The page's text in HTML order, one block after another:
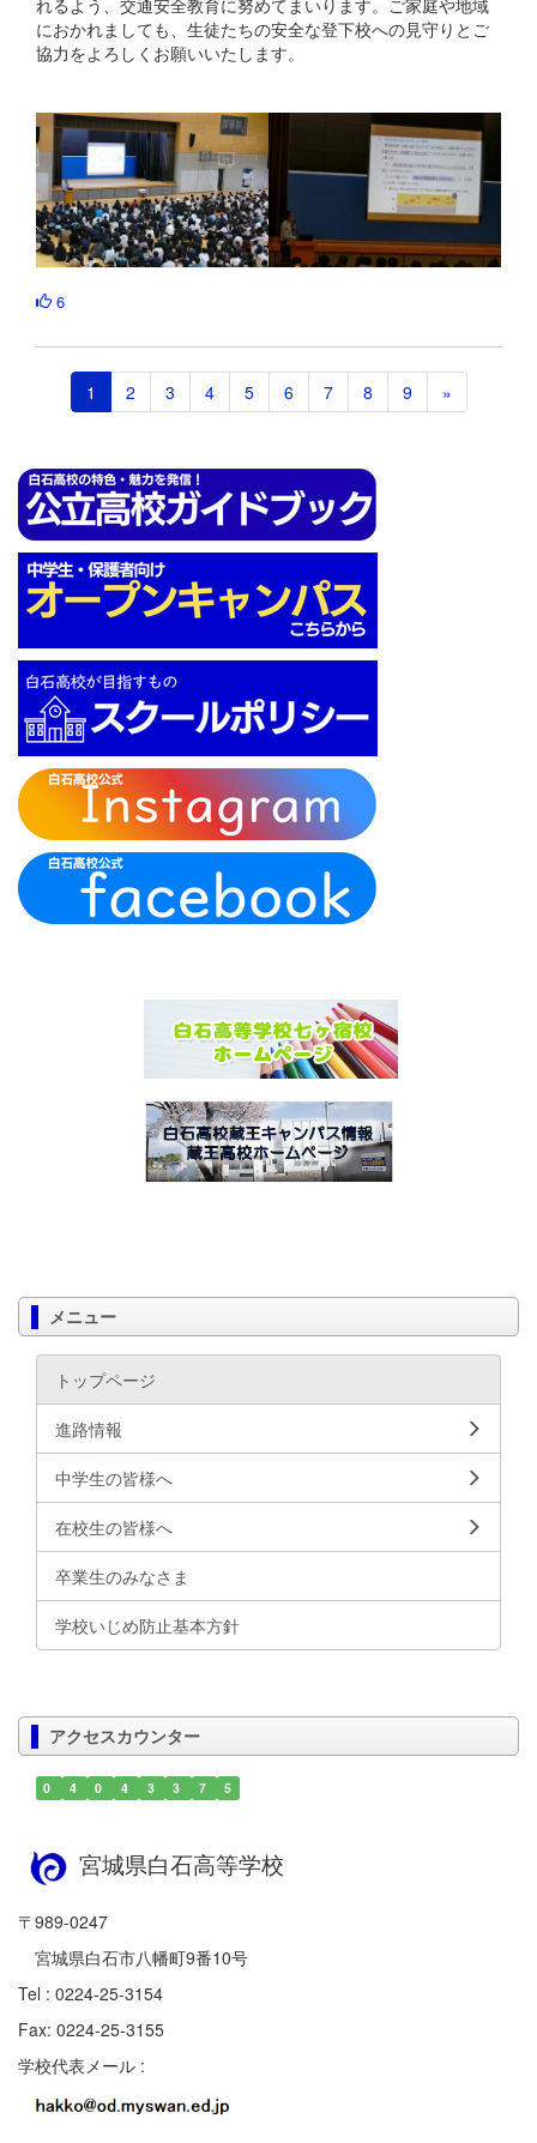
におかれましても、生徒たちの安全な登下校への見守りとご
協力をよろしくお願いいたします。
6
1 2 3 4 5 6 7 8 9 »
メニュー
トップページ
進路情報
中学生の皆様へ
在校生の皆様へ
卒業生のみなさま
学校いじめ防止基本方針
アクセスカウンター
0 4 0 4 3 3 7 5
宮城県白石高等学校
〒989-0247
宮城県白石市八幡町9番10号
Tel : 0224-25-3154
Fax: 0224-25-3155
学校代表メール :